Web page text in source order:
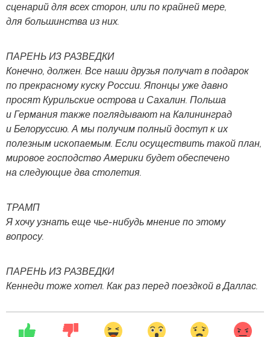
сценарий для всех сторон, или по крайней мере,
для большинства из них.
ПАРЕНЬ ИЗ РАЗВЕДКИ
Конечно, должен. Все наши друзья получат в подарок
по прекрасному куску России. Японцы уже давно
просят Курильские острова и Сахалин. Польша
и Германия также поглядывают на Калининград
и Белоруссию. А мы получим полный доступ к их
полезным ископаемым. Если осуществить такой план,
мировое господство Америки будет обеспечено
на следующие два столетия.
ТРАМП
Я хочу узнать еще чье-нибудь мнение по этому
вопросу.
ПАРЕНЬ ИЗ РАЗВЕДКИ
Кеннеди тоже хотел. Как раз перед поездкой в Даллас.